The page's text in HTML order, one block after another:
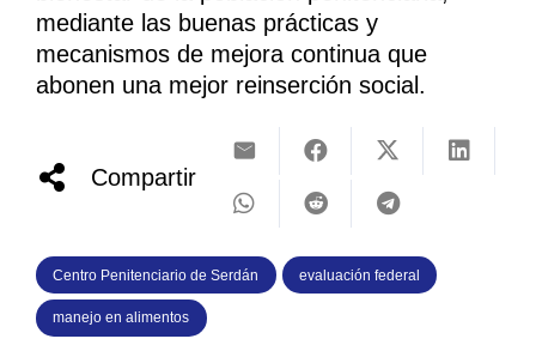
mediante las buenas prácticas y
mecanismos de mejora continua que
abonen una mejor reinserción social.
Compartir
Centro Penitenciario de Serdán evaluación federal
manejo en alimentos